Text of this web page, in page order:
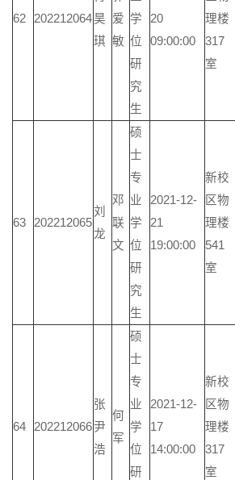
62 202212064昊
琪
爱
敏
学
位
研
究
生
20
09:00:00
理楼
317
室
63 202212065
刘
龙
邓
联
文
硕
士
专
业
学
位
研
究
生
2021-12-
21
19:00:00
新校
区物
理楼
541
室
64 202212066
张
尹
浩
何
军
硕
士
专
业
学
位
研
2021-12-
17
14:00:00
新校
区物
理楼
317
室